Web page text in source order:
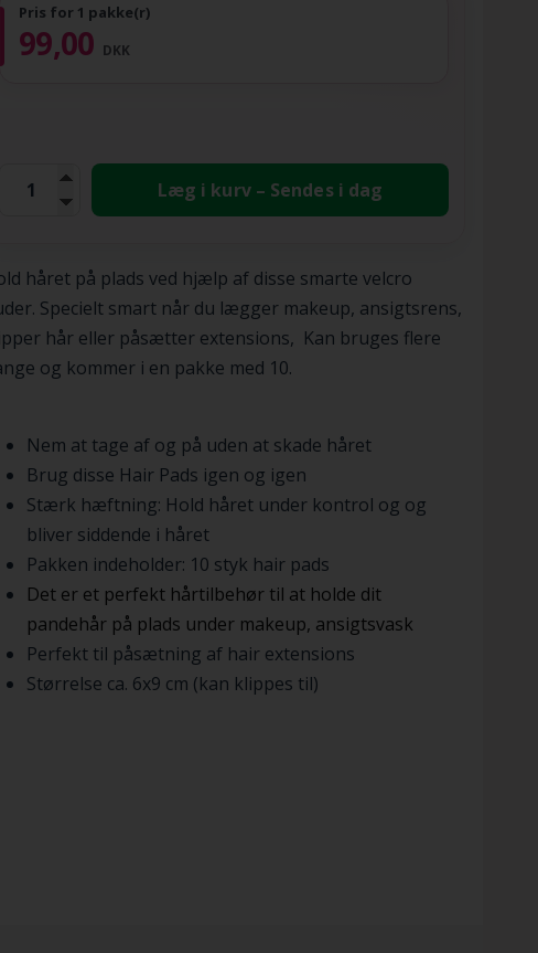
Pris for 1 pakke(r)
99,00 DKK
Læg i kurv – Sendes i dag
håret på plads ved hjælp af disse smarte velcro
Specielt smart når du lægger makeup, ansigtsrens,
hår eller påsætter extensions, Kan bruges flere
og kommer i en pakke med 10.
Nem at tage af og på uden at skade håret
Brug disse Hair Pads igen og igen
Stærk hæftning: Hold håret under kontrol og og
bliver siddende i håret
Pakken indeholder: 10 styk hair pads
Det er et perfekt hårtilbehør til at holde dit
pandehår på plads under makeup, ansigtsvask
Perfekt til påsætning af hair extensions
Størrelse ca. 6x9 cm (kan klippes til)